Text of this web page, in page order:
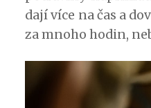
dají více na čas a
za mnoho hodin,